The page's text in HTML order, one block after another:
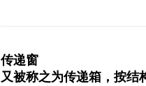
传递窗
又被称之为传递箱，按结